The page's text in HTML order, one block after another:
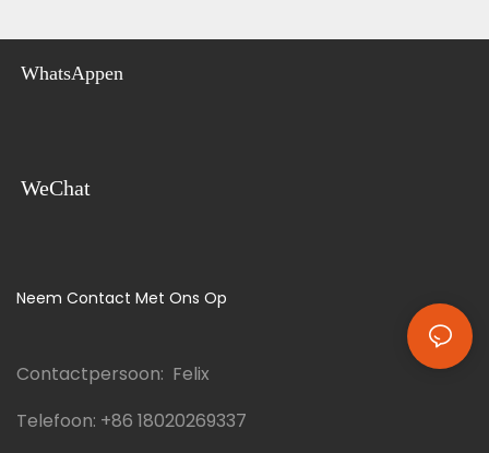
WhatsAppen
WeChat
Neem Contact Met Ons Op
Contactpersoon: Felix
Telefoon: +86 18020269337